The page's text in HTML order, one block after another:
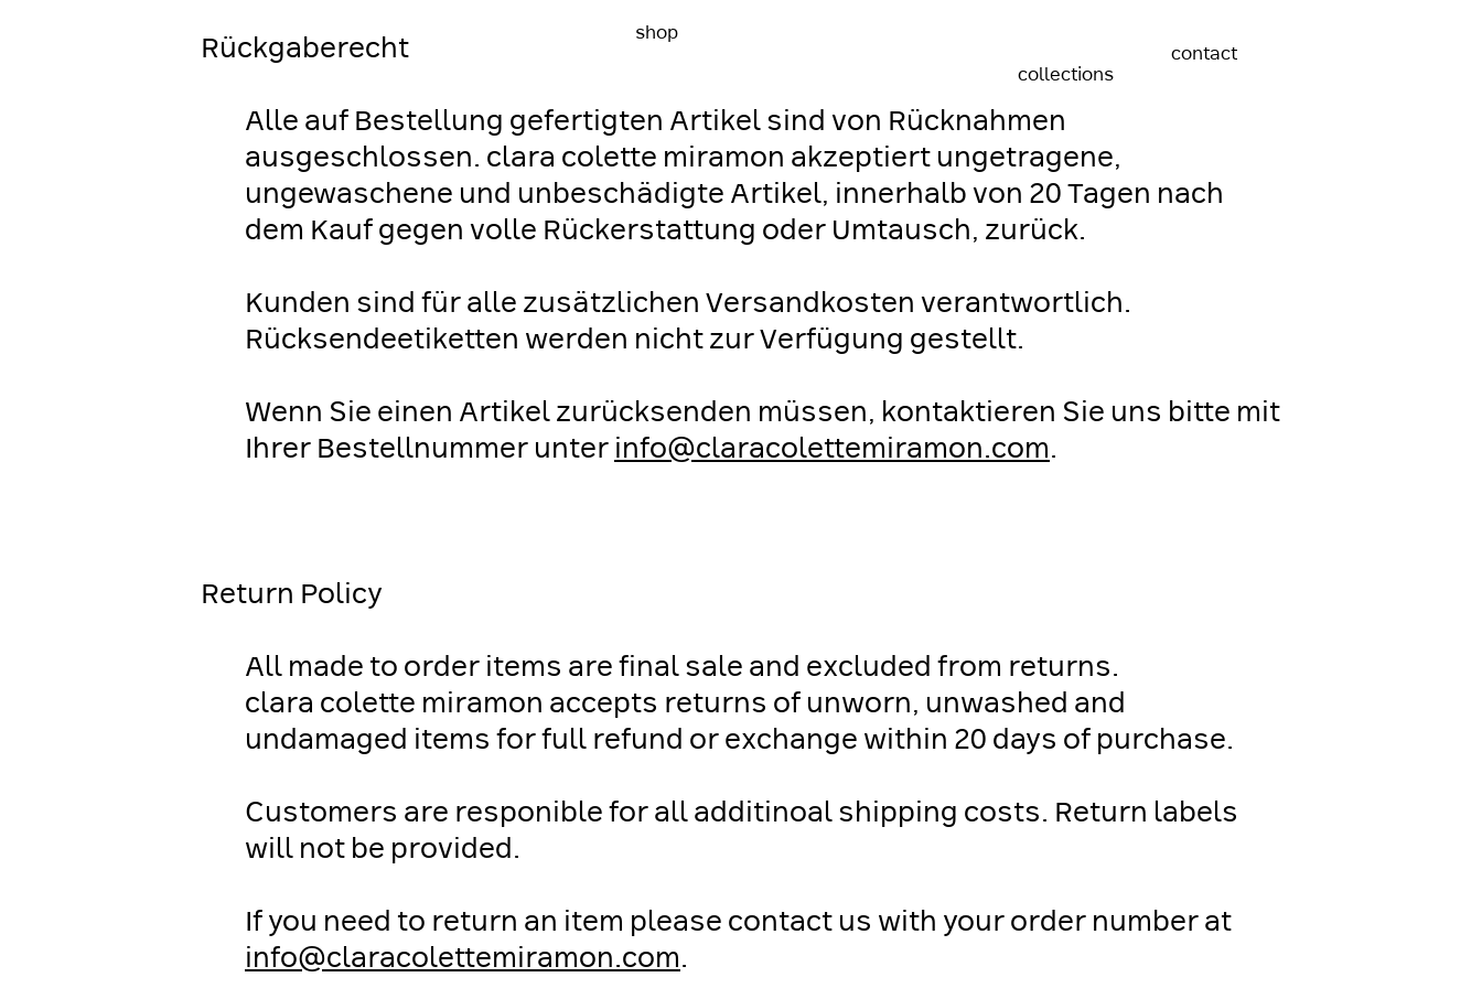
shop
collections
contact
Rückgaberecht
Alle auf Bestellung gefertigten Artikel sind von Rücknahmen
ausgeschlossen. clara colette miramon akzeptiert ungetragene,
ungewaschene und unbeschädigte Artikel, innerhalb von 20 Tagen nach
dem Kauf gegen volle Rückerstattung oder Umtausch, zurück.
Kunden sind für alle zusätzlichen Versandkosten verantwortlich.
Rücksendeetiketten werden nicht zur Verfügung gestellt.
Wenn Sie einen Artikel zurücksenden müssen, kontaktieren Sie uns bitte mit
Ihrer Bestellnummer unter info@claracolettemiramon.com.
Return Policy
All made to order items are final sale and excluded from returns.
clara colette miramon accepts returns of unworn, unwashed and
undamaged items for full refund or exchange within 20 days of purchase.
Customers are responible for all additinoal shipping costs. Return labels
will not be provided.
If you need to return an item please contact us with your order number at
info@claracolettemiramon.com.